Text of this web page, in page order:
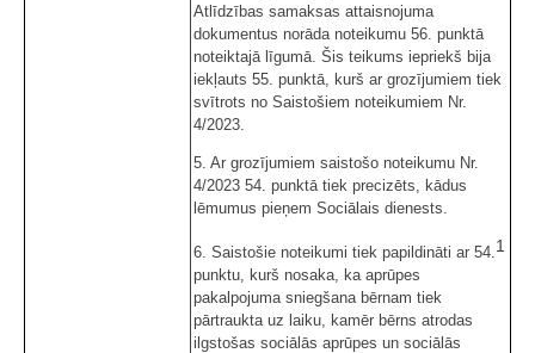
Atlīdzības samaksas attaisnojuma
dokumentus norāda noteikumu 56. punktā
noteiktajā līgumā. Šis teikums iepriekš bija
iekļauts 55. punktā, kurš ar grozījumiem tiek
svītrots no Saistošiem noteikumiem Nr.
4/2023.
5. Ar grozījumiem saistošo noteikumu Nr.
4/2023 54. punktā tiek precizēts, kādus
lēmumus pieņem Sociālais dienests.
6. Saistošie noteikumi tiek papildināti ar 54.1
punktu, kurš nosaka, ka aprūpes
pakalpojuma sniegšana bērnam tiek
pārtraukta uz laiku, kamēr bērns atrodas
ilgstošas sociālās aprūpes un sociālās